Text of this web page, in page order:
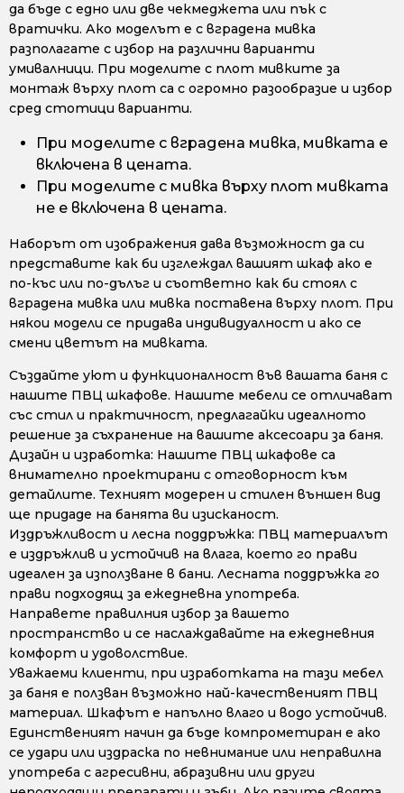
да бъде с едно или две чекмеджета или пък с
вратички. Ако моделът е с вградена мивка
разполагате с избор на различни варианти
умивалници. При моделите с плот мивките за
монтаж върху плот са с огромно разообразие и избор
сред стотици варианти.
При моделите с вградена мивка, мивката е
включена в цената.
При моделите с мивка върху плот мивката
не е включена в цената.
Наборът от изображения дава възможност да си
представите как би изглеждал вашият шкаф ако е
по-къс или по-дълъг и съответно как би стоял с
вградена мивка или мивка поставена върху плот. При
някои модели се придава индивидуалност и ако се
смени цветът на мивката.
Създайте уют и функционалност във вашата баня с
нашите ПВЦ шкафове. Нашите мебели се отличават
със стил и практичност, предлагайки идеалното
решение за съхранение на вашите аксесоари за баня.
Дизайн и изработка: Нашите ПВЦ шкафове са
внимателно проектирани с отговорност към
детайлите. Техният модерен и стилен външен вид
ще придаде на банята ви изисканост.
Издръжливост и лесна поддръжка: ПВЦ материалът
е издръжлив и устойчив на влага, което го прави
идеален за използване в бани. Лесната поддръжка го
прави подходящ за ежедневна употреба.
Направете правилния избор за вашето
пространство и се наслаждавайте на ежедневния
комфорт и удоволствие.
Уважаеми клиенти, при изработката на тази мебел
за баня е ползван възможно най-качественият ПВЦ
материал. Шкафът е напълно влаго и водо устойчив.
Единственият начин да бъде компрометиран е ако
се удари или издраска по невнимание или неправилна
употреба с агресивни, абразивни или други